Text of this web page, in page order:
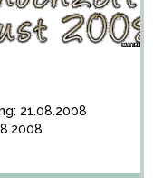
21.08.2008